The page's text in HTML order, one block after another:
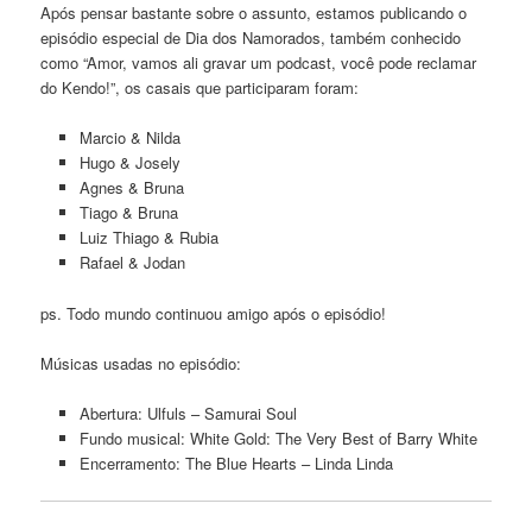
Após pensar bastante sobre o assunto, estamos publicando o
episódio especial de Dia dos Namorados, também conhecido
como “Amor, vamos ali gravar um podcast, você pode reclamar
do Kendo!”, os casais que participaram foram:
Marcio & Nilda
Hugo & Josely
Agnes & Bruna
Tiago & Bruna
Luiz Thiago & Rubia
Rafael & Jodan
ps. Todo mundo continuou amigo após o episódio!
Músicas usadas no episódio:
Abertura: Ulfuls – Samurai Soul
Fundo musical: White Gold: The Very Best of Barry White
Encerramento: The Blue Hearts – Linda Linda